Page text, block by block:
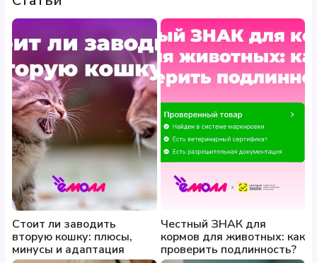
Стоит ли заводить
вторую кошку: плюсы,
минусы и адаптация
Честный ЗНАК для
кормов для животных: как
проверить подлинность?